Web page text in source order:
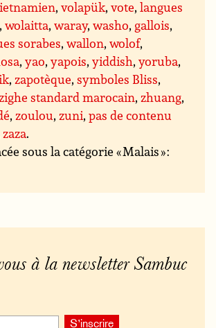
,volapük,vote,langues
,wolaitta,waray,washo, gallois,
sorabes,wallon,wolof,
,yao,yapois,yiddish,yoruba,
,zapotèque,symboles Bliss,
standard marocain,zhuang,
,zoulou,zuni,pas de contenu
zaza.
sous la catégorie « Malais » :
à la newsletter Sambuc